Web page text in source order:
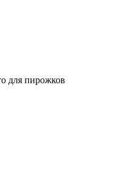
для пирожков